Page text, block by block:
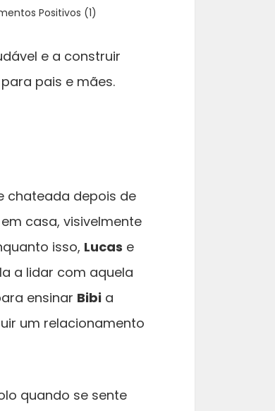
Positivos (1)
e a construir
pais e mães.
chateada depois de
casa, visivelmente
isso, Lucas e
a lidar com aquela
ensinar Bibi a
um relacionamento
quando se sente